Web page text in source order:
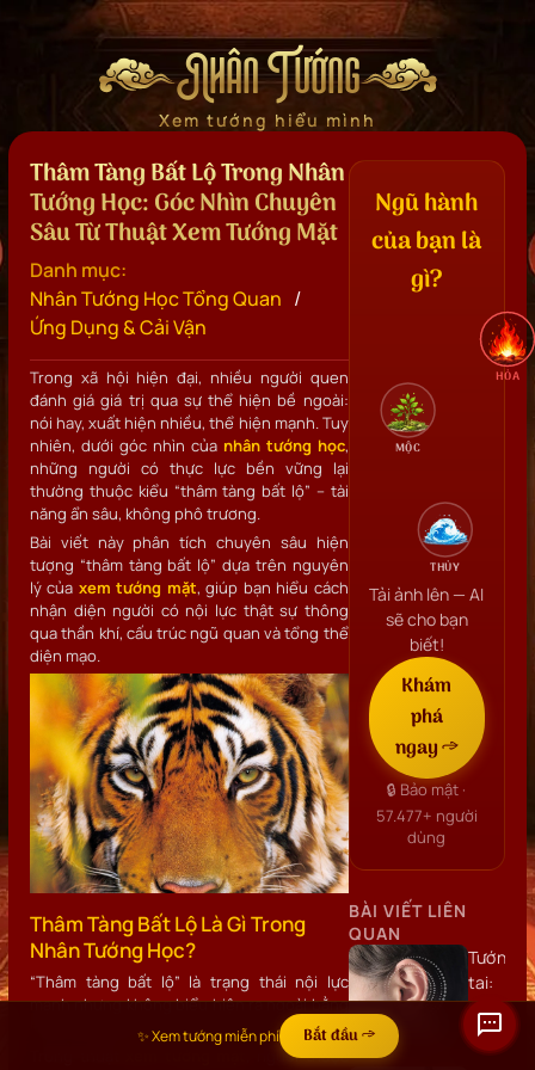
Nhân Tướng
Xem tướng hiểu mình
Thâm Tàng Bất Lộ Trong Nhân
Tướng Học: Góc Nhìn Chuyên
Sâu Từ Thuật Xem Tướng Mặt
Danh mục:
Nhân Tướng Học Tổng Quan /
Ứng Dụng & Cải Vận
Trong xã hội hiện đại, nhiều người quen
đánh giá giá trị qua sự thể hiện bề ngoài:
nói hay, xuất hiện nhiều, thể hiện mạnh. Tuy
nhiên, dưới góc nhìn của nhân tướng học,
những người có thực lực bền vững lại
thường thuộc kiểu “thâm tàng bất lộ” – tài
năng ẩn sâu, không phô trương.
Bài viết này phân tích chuyên sâu hiện
tượng “thâm tàng bất lộ” dựa trên nguyên
lý của xem tướng mặt, giúp bạn hiểu cách
nhận diện người có nội lực thật sự thông
qua thần khí, cấu trúc ngũ quan và tổng thể
diện mạo.
Thâm Tàng Bất Lộ Là Gì Trong
Nhân Tướng Học?
“Thâm tàng bất lộ” là trạng thái nội lực
mạnh nhưng không biểu hiện ra ngoài bằng
lời nói hay hành động phô trương.
, người thuộc
Ngũ hành
của bạn là
gì?
HỎA
THỦY
MỘC
Tải ảnh lên — AI
sẽ cho bạn
biết!
Khám
phá
ngay →
🔒 Bảo mật ·
57.477+ người
dùng
BÀI VIẾT LIÊN
QUAN
Tướng
tai:
Hình
dáng,
vị trí,
✨ Xem tướng miễn phí Bắt đầu →